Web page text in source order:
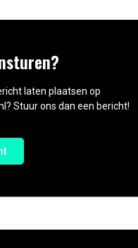
laten plaatsen op
Stuur ons dan een bericht!